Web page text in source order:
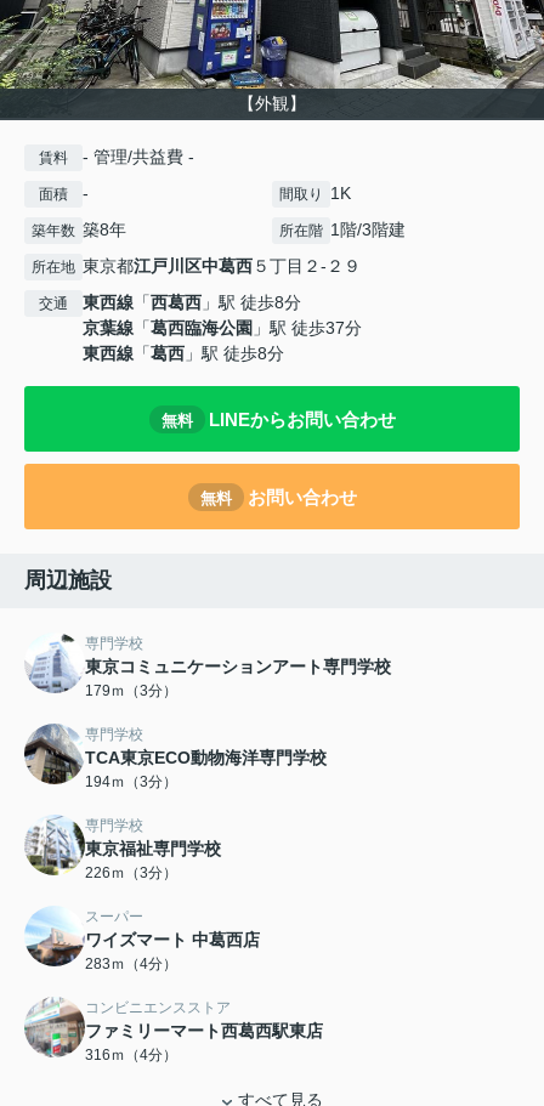
【外観】
賃料 - 管理/共益費 -
面積 - 間取り 1K
築年数 築8年 所在階 1階/3階建
所在地 東京都江戸川区中葛西５丁目２-２９
交通 東西線 「西葛西 」駅 徒歩8分
京葉線 「葛西臨海公園 」駅 徒歩37分
東西線 「葛西 」駅 徒歩8分
無料 LINEからお問い合わせ
無料 お問い合わせ
周辺施設
専門学校
東京コミュニケーションアート専門学校
179ｍ（3分）
専門学校
TCA東京ECO動物海洋専門学校
194ｍ（3分）
専門学校
東京福祉専門学校
226ｍ（3分）
スーパー
ワイズマート 中葛西店
283ｍ（4分）
コンビニエンスストア
ファミリーマート西葛西駅東店
316ｍ（4分）
すべて見る